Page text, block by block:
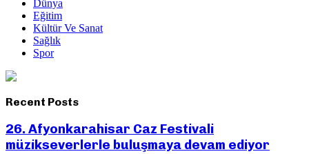
Dünya
Eğitim
Kültür Ve Sanat
Sağlık
Spor
Recent Posts
26. Afyonkarahisar Caz Festivali
müzikseverlerle buluşmaya devam ediyor